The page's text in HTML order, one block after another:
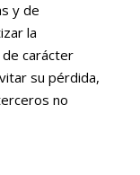
y de
la
carácter
su pérdida,
no